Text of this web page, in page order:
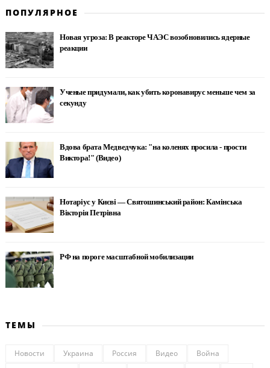
ПОПУЛЯРНОЕ
Новая угроза: В реакторе ЧАЭС возобновились ядерные
реакции
Ученые придумали, как убить коронавирус меньше чем за
секунду
Вдова брата Медведчука: "на коленях просила - прости
Виктора!" (Видео)
Нотаріус у Києві — Святошинський район: Камінська
Вікторія Петрівна
РФ на пороге масштабной мобилизации
ТЕМЫ
Новости Украина Россия Видео
Война